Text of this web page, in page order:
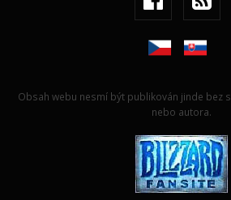
Obsah webu nesmí být publikován jinde bez
nebo autora.